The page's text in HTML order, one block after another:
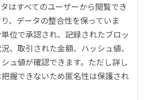
はすべてのユーザーから閲覧でき
、データの整合性を保っていま
位で承認され、記録されたブロッ
、取引された金額、ハッシュ値、
ュ値が確認できます。ただし詳し
握できないため匿名性は保護され